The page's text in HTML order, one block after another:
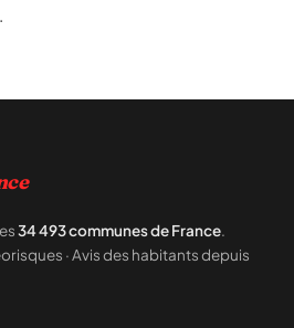
34 493 communes de France.
· Avis des habitants depuis